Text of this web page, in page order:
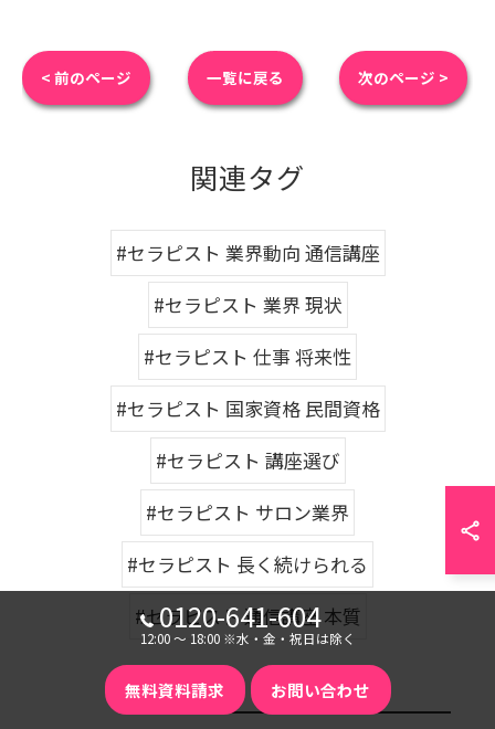
< 前のページ 一覧に戻る 次のページ >
関連タグ
#セラピスト 業界動向 通信講座
#セラピスト 業界 現状
#セラピスト 仕事 将来性
#セラピスト 国家資格 民間資格
#セラピスト 講座選び
#セラピスト サロン業界
#セラピスト 長く続けられる
#セラピスト 通信講座 本質
0120-641-604
12:00 〜 18:00 ※水・金・祝日は除く
無料資料請求 お問い合わせ